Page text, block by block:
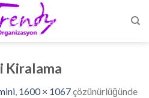
Kiralama
, 1600 × 1067çözünürlüğünde